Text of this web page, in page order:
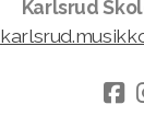
Karlsrud